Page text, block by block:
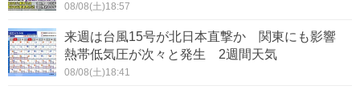
08/08(土)18:57
来週は台風15号が北日本直撃か 関東にも影響
熱帯低気圧が次々と発生 2週間天気
08/08(土)18:41